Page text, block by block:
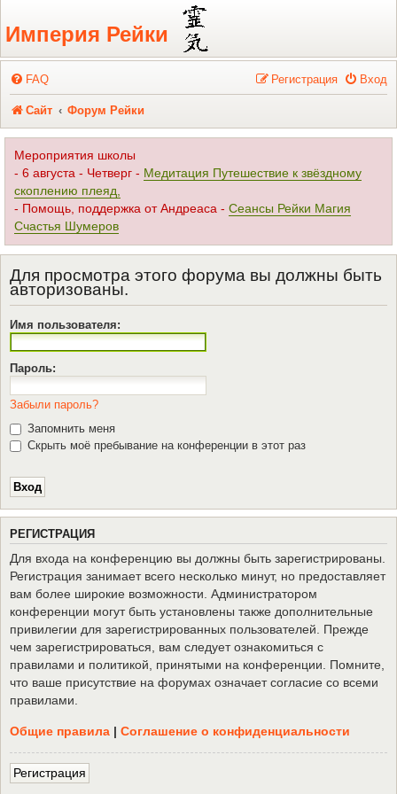
Регистрация
Империя Рейки
FAQ Вход
Регистрация
Сайт Форум Рейки
Мероприятия школы
- 6 августа - Четверг - Медитация Путешествие к звёздному
скоплению плеяд,
- Помощь, поддержка от Андреаса - Сеансы Рейки Магия
Счастья Шумеров
Для просмотра этого форума вы должны быть
авторизованы.
Имя пользователя:
Пароль:
Забыли пароль?
Запомнить меня
Скрыть моё пребывание на конференции в этот раз
РЕГИСТРАЦИЯ
Для входа на конференцию вы должны быть зарегистрированы.
Регистрация занимает всего несколько минут, но предоставляет
вам более широкие возможности. Администратором
конференции могут быть установлены также дополнительные
привилегии для зарегистрированных пользователей. Прежде
чем зарегистрироваться, вам следует ознакомиться с
правилами и политикой, принятыми на конференции. Помните,
что ваше присутствие на форумах означает согласие со всеми
правилами.
Общие правила | Соглашение о конфиденциальности
Регистрация